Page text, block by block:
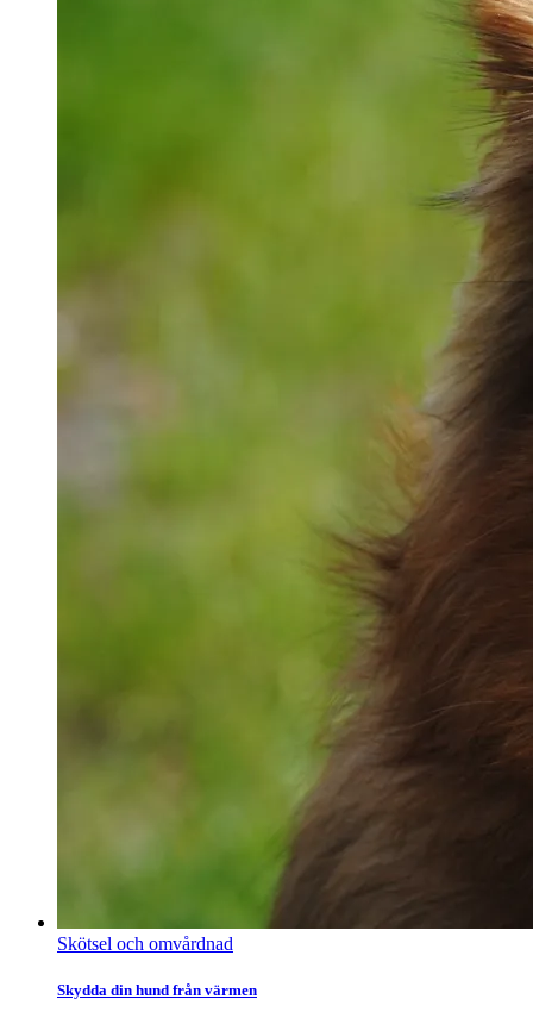
Skötsel och omvårdnad
Skydda din hund från värmen